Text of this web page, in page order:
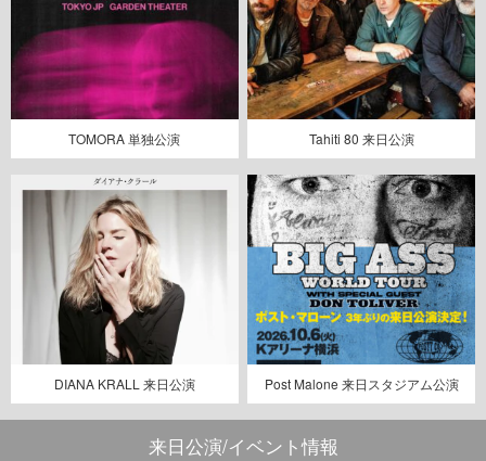
TOMORA 単独公演 Tahiti 80 来日公演
DIANA KRALL 来日公演 Post Malone 来日スタジアム公演
来日公演/イベント情報